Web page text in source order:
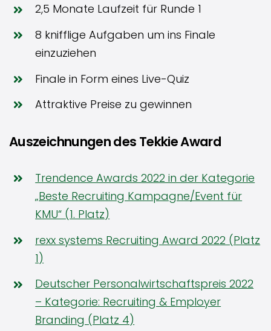
2,5 Monate Laufzeit für Runde 1
8 knifflige Aufgaben um ins Finale
einzuziehen
Finale in Form eines Live-Quiz
Attraktive Preise zu gewinnen
Auszeichnungen des Tekkie Award
Trendence Awards 2022 in der Kategorie
„Beste Recruiting Kampagne/Event für
KMU“ (1. Platz)
rexx systems Recruiting Award 2022 (Platz
1)
Deutscher Personalwirtschaftspreis 2022
– Kategorie: Recruiting & Employer
Branding (Platz 4)